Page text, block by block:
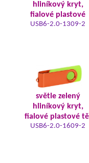
hliníkový kryt,
fialové plastové
USB6-2.0-1309-2
světle zelený
hliníkový kryt,
fialové plastové těl
USB6-2.0-1609-2